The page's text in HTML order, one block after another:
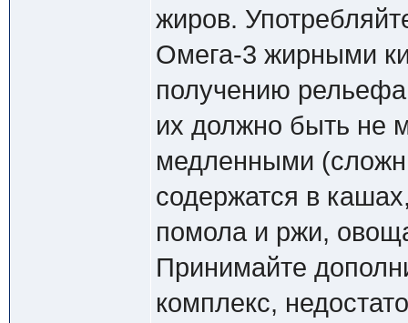
жиров.
Омега-3 жирными
получению
их должно быть не
медленными
содержатся в
помола и ржи,
Принимайте
комплекс,